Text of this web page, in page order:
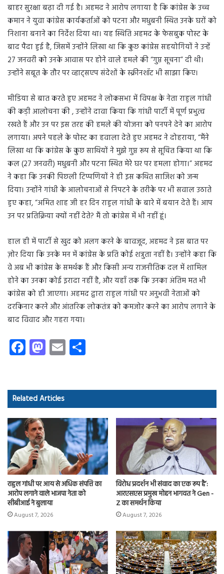
बाहर सुरक्षा बढ़ा दी गई है। अहमद ने आरोप लगाया है कि कांग्रेस के उच्च
कमान ने युवा कांग्रेस कार्यकर्ताओं को पटना और मधुबनी स्थित उनके घरों को
निशाना बनाने का निर्देश दिया था। यह स्थिति अहमद के फेसबुक पोस्ट के
बाद पैदा हुई है, जिसमें उन्होंने लिखा था कि कुछ कांग्रेस सहयोगियों ने उन्हें
27 जनवरी को उनके आवास पर होने वाले हमले की “गुप्त सूचना” दी थी।
उन्होंने सबूत के तौर पर व्हाट्सएप संदेशों के स्क्रीनशॉट भी साझा किए।
मीडिया से बात करते हुए अहमद ने लोकसभा में विपक्ष के नेता राहुल गांधी
की कड़ी आलोचना की , उन्होंने दावा किया कि गांधी पार्टी में पूर्ण प्रभुत्व
रखते हैं और उन पर इस तरह की हमले की योजना को पनपने देने का आरोप
लगाया। अपने पहले के पोस्ट का हवाला देते हुए अहमद ने दोहराया, “मैंने
लिखा था कि कांग्रेस के कुछ साथियों ने मुझे गुप्त रूप से सूचित किया था कि
कल (27 जनवरी) मधुबनी और पटना स्थित मेरे घर पर हमला होगा।” अहमद
ने कहा कि उनकी पिछली टिप्पणियों ने ही इस कथित साजिश को जन्म
दिया। उन्होंने गांधी के आलोचनाओं से निपटने के तरीके पर भी सवाल उठाते
हुए कहा, “अमित शाह जी हर दिन राहुल गांधी के बारे में बयान देते हैं। आप
उन पर प्रतिक्रिया क्यों नहीं देते? मैं तो कांग्रेस में भी नहीं हूं।
हाल ही में पार्टी से खुद को अलग करने के बावजूद, अहमद ने इस बात पर
ज़ोर दिया कि उनके मन में कांग्रेस के प्रति कोई शत्रुता नहीं है। उन्होंने कहा कि
वे अब भी कांग्रेस के समर्थक हैं और किसी अन्य राजनीतिक दल में शामिल
होने का उनका कोई इरादा नहीं है, और यहाँ तक कि उनका अंतिम मत भी
कांग्रेस को ही जाएगा। अहमद द्वारा राहुल गांधी पर अनुभवी नेताओं को
दरकिनार करने और आंतरिक लोकतंत्र को कमजोर करने का आरोप लगाने के
बाद विवाद और गहरा गया।
Fa
ce
o
ok
M
as
d
o
E
m
Related Articles
राहुल गांधी पर आय से अधिक संपत्ति का
आरोप लगाने वाले भाजपा नेता को
सीबीआई ने बुलाया
August 7, 2026
विरोध प्रदर्शन भी संवाद का एक रूप है’:
आरएसएस प्रमुख मोहन भागवत ने Gen -
Z का समर्थन किया
August 7, 2026